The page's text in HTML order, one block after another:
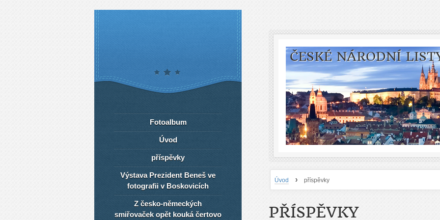
ČESKÉ NÁRODNÍ
Úvod › příspěvky
PŘÍSPĚVKY
Fotoalbum
Úvod
příspěvky
Výstava Prezident Beneš ve
fotografii v Boskovicích
Z česko-německých
smiřovaček opět kouká čertovo